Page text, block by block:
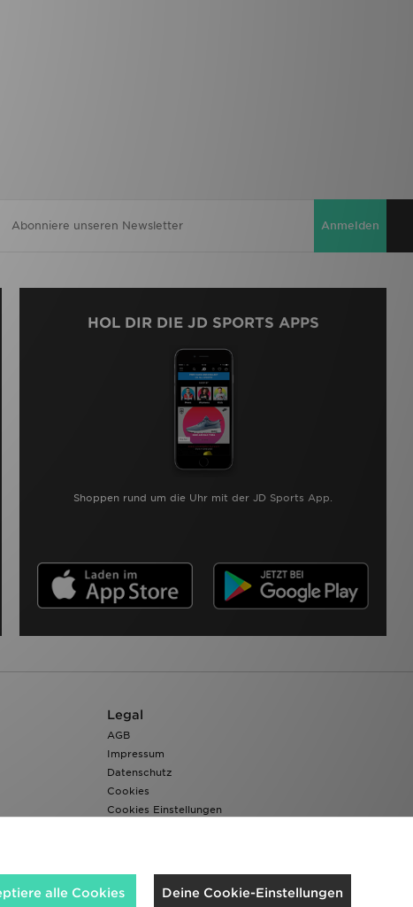
Anmelden
HOL DIR DIE JD SPORTS APPS
Shoppen rund um die Uhr mit der JD Sports App.
Legal
AGB
Impressum
Datenschutz
Cookies
Cookies Einstellungen
Deine Cookie-Einstellungen
alle Cookies